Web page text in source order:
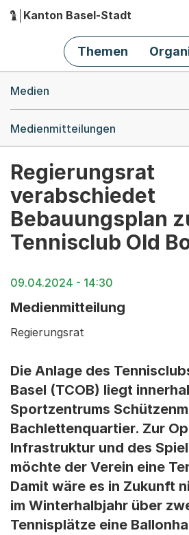
Hauptnavigation
Kanton Basel-Stadt
Themen
Medien
Medienmitteilungen
Regierungsrat
verabschiedet
Bebauungsplan
Tennisclub Old
09.04.2024 - 14:30
Medienmitteilung
Regierungsrat
Die Anlage des
Basel (TCOB) liegt
Sportzentrums
Bachlettenquartier. Zur
Infrastruktur und des
möchte der Verein eine
Damit wäre es in Zukunft
im Winterhalbjahr über
Tennisplätze eine